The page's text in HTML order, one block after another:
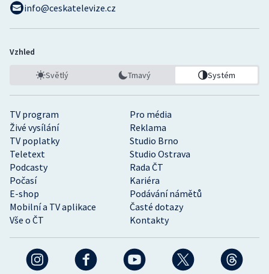
TV program
Pro média
Živé vysílání
Reklama
TV poplatky
Studio Brno
Teletext
Studio Ostrava
Podcasty
Rada ČT
Počasí
Kariéra
E-shop
Podávání námětů
Mobilní a TV aplikace
Časté dotazy
Vše o ČT
Kontakty
info@ceskatelevize.cz
Vzhled
Světlý Tmavý Systém